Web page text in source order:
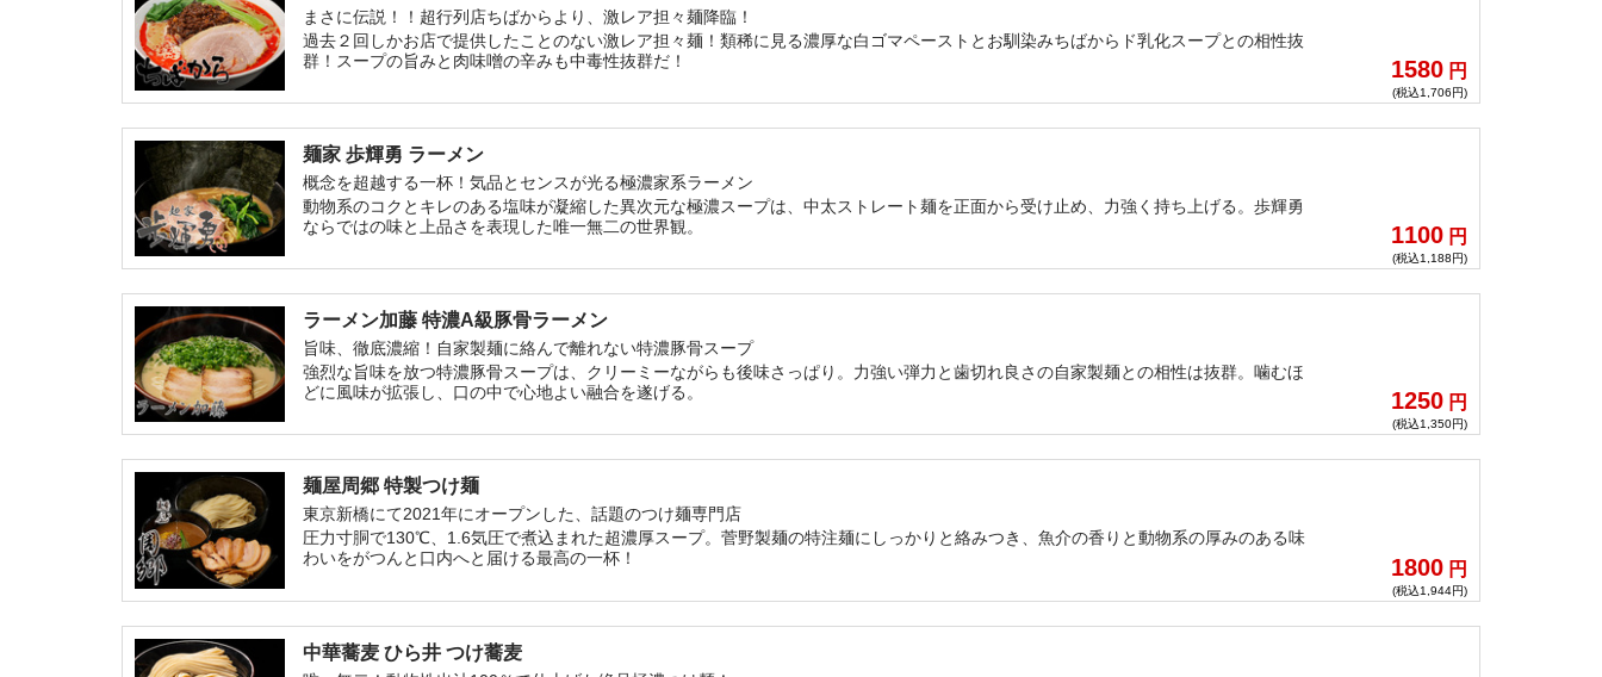
まさに伝説！！超行列店ちばからより、激レア担々麺降臨！
過去２回しかお店で提供したことのない激レア担々麺！類稀に見る濃厚な白ゴマペーストとお馴染みちばからド乳化スープとの相性抜
群！スープの旨みと肉味噌の辛みも中毒性抜群だ！
1580 円
(税込1,706円)
麺家 歩輝勇 ラーメン
概念を超越する一杯！気品とセンスが光る極濃家系ラーメン
動物系のコクとキレのある塩味が凝縮した異次元な極濃スープは、中太ストレート麺を正面から受け止め、力強く持ち上げる。歩輝勇
ならではの味と上品さを表現した唯一無二の世界観。
1100 円
(税込1,188円)
ラーメン加藤 特濃A級豚骨ラーメン
旨味、徹底濃縮！自家製麺に絡んで離れない特濃豚骨スープ
強烈な旨味を放つ特濃豚骨スープは、クリーミーながらも後味さっぱり。力強い弾力と歯切れ良さの自家製麺との相性は抜群。噛むほ
どに風味が拡張し、口の中で心地よい融合を遂げる。
1250 円
(税込1,350円)
麺屋周郷 特製つけ麺
東京新橋にて2021年にオープンした、話題のつけ麺専門店
圧力寸胴で130℃、1.6気圧で煮込まれた超濃厚スープ。菅野製麺の特注麺にしっかりと絡みつき、魚介の香りと動物系の厚みのある味
わいをがつんと口内へと届ける最高の一杯！
1800 円
(税込1,944円)
中華蕎麦 ひら井 つけ蕎麦